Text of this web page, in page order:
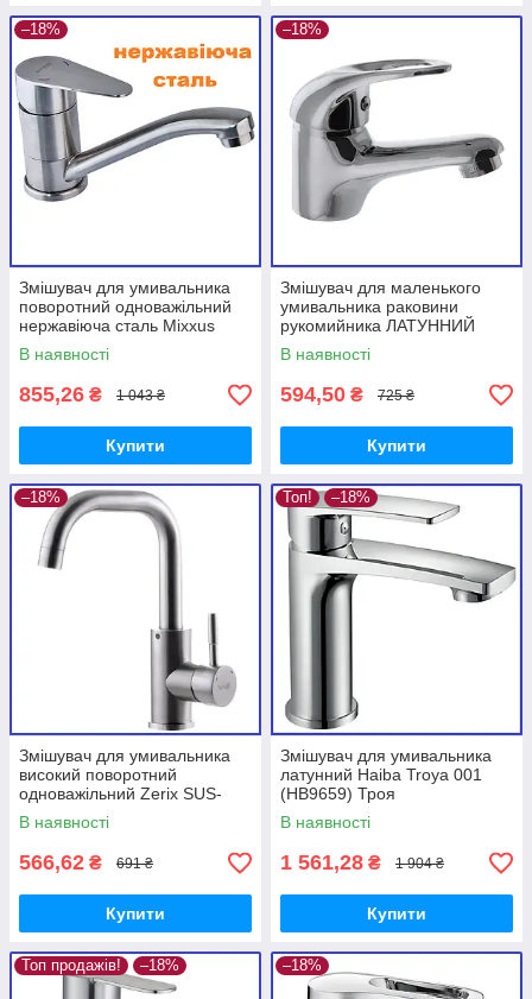
–18%
Змішувач для умивальника
поворотний одноважільний
нержавіюча сталь Mixxus
NEO-004-15cm (MI6179)
В наявності
855,26 ₴ 1 043 ₴
Купити
–18%
Змішувач для маленького
умивальника раковини
рукомийника ЛАТУННИЙ
литий Champion Premiere
001 (CH0255)
В наявності
594,50 ₴ 725 ₴
Купити
–18%
Змішувач для умивальника
високий поворотний
одноважільний Zerix SUS-
001G (ZX3120) SUS304
В наявності
566,62 ₴ 691 ₴
Купити
Топ! –18%
Змішувач для умивальника
латунний Haiba Troya 001
(HB9659) Троя
В наявності
1 561,28 ₴ 1 904 ₴
Купити
Топ продажів! –18% –18%